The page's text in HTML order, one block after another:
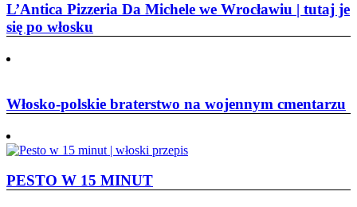
L’Antica Pizzeria Da Michele we Wrocławiu | tutaj je
się po włosku
Włosko-polskie braterstwo na wojennym cmentarzu
PESTO W 15 MINUT